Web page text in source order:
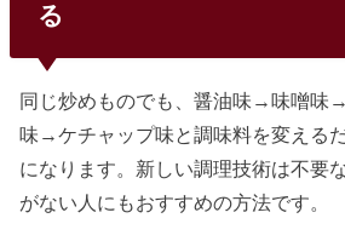
る
同じ炒めものでも、醤油味→味噌味
味→ケチャップ味と調味料を変える
になります。新しい調理技術は不要
がない人にもおすすめの方法です。